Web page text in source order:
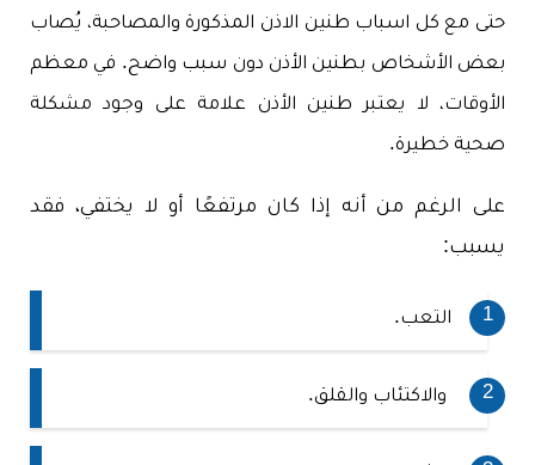
حتى مع كل اسباب طنين الاذن المذكورة والمصاحبة، يُصاب
بعض الأشخاص بطنين الأذن دون سبب واضح. في معظم
الأوقات، لا يعتبر طنين الأذن علامة على وجود مشكلة
صحية خطيرة.
على الرغم من أنه إذا كان مرتفعًا أو لا يختفي، فقد
يسبب:
التعب.
والاكتئاب والقلق.